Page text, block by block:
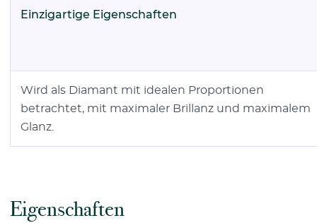
Einzigartige Eigenschaften
Wird als Diamant mit idealen Proportionen
betrachtet, mit maximaler Brillanz und maximalem
Glanz.
Eigenschaften